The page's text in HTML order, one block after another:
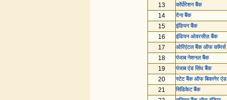
13 कॉर्पोरेशन बैंक
14 देना बैंक
15 इंडियन बैंक
16 इंडियन ओवरसीज़ बैंक
17 ओरिएंटल बैंक ऑफ कॉमर्स
18 पंजाब नेशनल बैंक
19 पंजाब एंड सिंध बैंक
20 स्टेट बैंक ऑफ बिकानेर
21 सिंडिकेट बैंक